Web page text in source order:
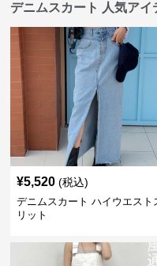
デニムスカート 人気アイ
¥5,520 (税込)
デニムスカート ハイウエスト
リット